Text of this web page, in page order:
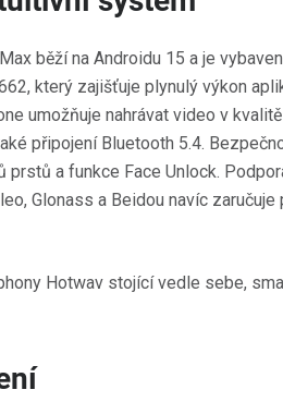
běží na Androidu 15 a je
který zajišťuje plynulý výkon
umožňuje nahrávat video v
připojení Bluetooth 5.4.
prstů a funkce Face Unlock.
Glonass a Beidou navíc